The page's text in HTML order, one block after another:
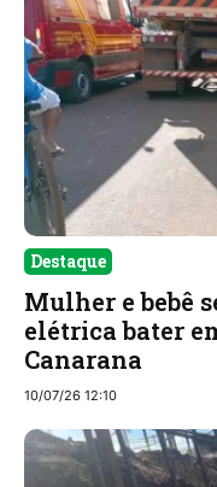
Destaque
Mulher e bebê
elétrica bater
Canarana
10/07/26 12:10